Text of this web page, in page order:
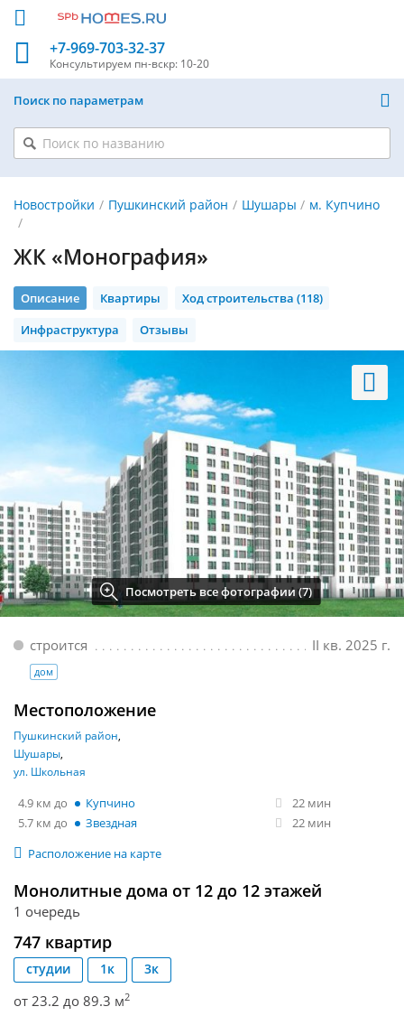
+7-969-703-32-37
Консультируем пн-вскр: 10-20
Поиск по параметрам
Новостройки Пушкинский район Шушары м. Купчино
ЖК «Монография»
Описание Квартиры
Ход строительства (118)
Инфраструктура
Отзывы
Посмотреть все фотографии (7)
II кв. 2025 г.
строится
дом
Местоположение
Пушкинский район
Шушары
ул. Школьная
4.9 км Купчино
22 мин
5.7 км
Звездная
22 мин
Расположение на карте
Монолитные дома от 12 до 12 этажей
1 очередь
747 квартир
студии 1к 3к
от 23.2 до 89.3 м2